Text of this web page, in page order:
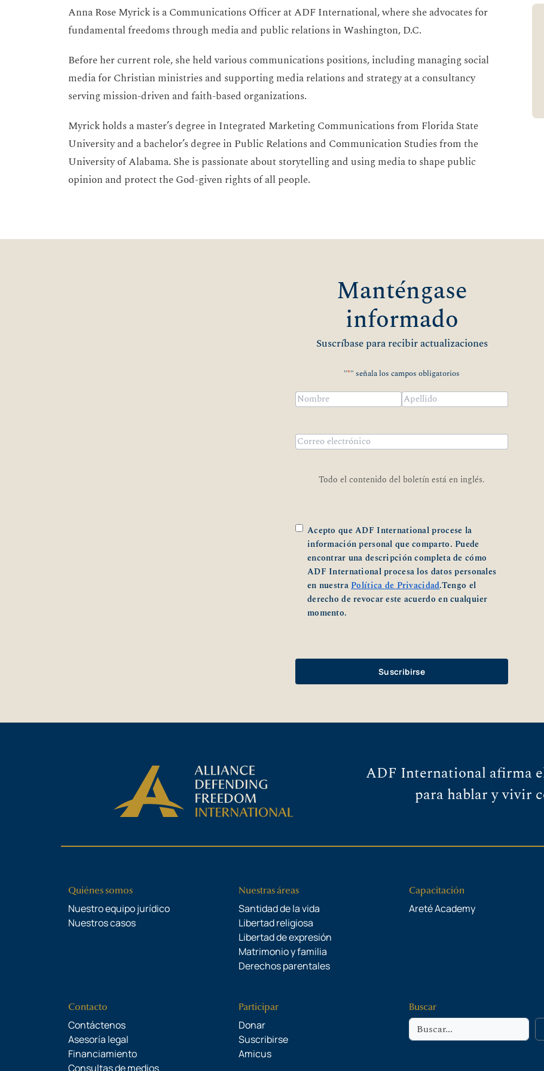
Anna Rose Myrick is a Communications Officer at ADF International, where she advocates for
fundamental freedoms through media and public relations in Washington, D.C.
Before her current role, she held various communications positions, including managing social
media for Christian ministries and supporting media relations and strategy at a consultancy
serving mission-driven and faith-based organizations.
Myrick holds a master’s degree in Integrated Marketing Communications from Florida State
University and a bachelor’s degree in Public Relations and Communication Studies from the
University of Alabama. She is passionate about storytelling and using media to shape public
opinion and protect the God-given rights of all people.
Manténgase
informado
Suscríbase para recibir actualizaciones
"*" señala los campos obligatorios
Nombre*
Correo
electrónico*
Todo el contenido del boletín está en inglés.
*
Acepto que ADF International procese la
información personal que comparto. Puede
encontrar una descripción completa de cómo
ADF International procesa los datos personales
en nuestraPolítica de Privacidad.Tengo el
derecho de revocar este acuerdo en cualquier
momento.
ADF International afirma
para hablar y vivir
Quiénes somos
Nuestro equipo jurídico
Nuestros casos
Nuestras áreas
Santidad de la vida
Libertad religiosa
Libertad de expresión
Matrimonio y familia
Derechos parentales
Capacitación
Areté Academy
Contacto
Contáctenos
Asesoría legal
Financiamiento
Consultas de medios
Participar
Donar
Suscribirse
Amicus
Buscar
Buscar